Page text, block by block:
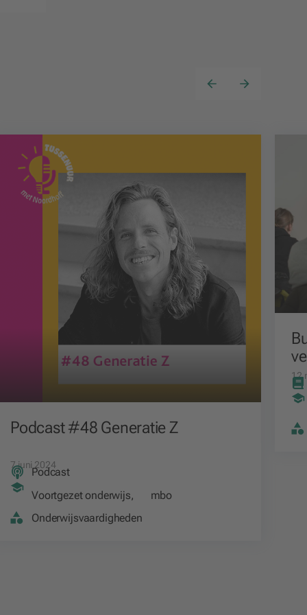
Podcast #48 Generatie Z
7 juni 2024
Podcast
Voortgezet onderwijs,
mbo
Onderwijsvaardigheden
12